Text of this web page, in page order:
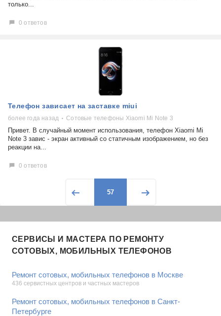
только...
0 ответов
Телефон зависает на заставке miui
более года назад Сотовые телефоны Xiaomi Mi Note 3
Привет. В случайный момент использования, телефон Xiaomi Mi
Note 3 завис - экран активный со статичным изображением, но без
реакции на...
0 ответов
57
СЕРВИСЫ И МАСТЕРА ПО РЕМОНТУ
СОТОВЫХ, МОБИЛЬНЫХ ТЕЛЕФОНОВ
Ремонт сотовых, мобильных телефонов в Москве
436 сервистных центров и частных мастеров
Ремонт сотовых, мобильных телефонов в Санкт-
Петербурге